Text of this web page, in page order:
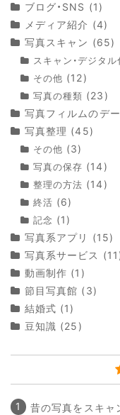
ブログ・SNS (1)
メディア紹介 (4)
写真スキャン (65)
スキャン・デジタ
その他 (12)
写真の種類 (23)
写真フィルムのデ
写真整理 (45)
その他 (3)
写真の保存 (14)
整理の方法 (14)
終活 (6)
記念 (1)
写真系アプリ
(15)
写真系サービス
動画制作 (1)
節目写真館 (3)
結婚式 (1)
豆知識 (25)
昔の写真をスキャ